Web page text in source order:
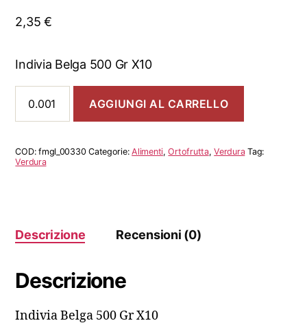
2,35€
Indivia Belga 500 Gr X10
Belga
500
X10
quantità
AGGIUNGI AL CARRELLO
COD:fmgl_00330 Categorie:Alimenti,Ortofrutta,Verdura Tag:
Verdura
Descrizione Recensioni (0)
Descrizione
Indivia Belga 500 Gr X10